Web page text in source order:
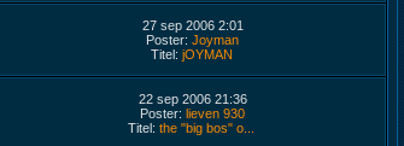
27 sep 2006 2:01
Poster: Joyman
Titel: jOYMAN
22 sep 2006 21:36
Poster: lieven 930
Titel: the "big bos" o...